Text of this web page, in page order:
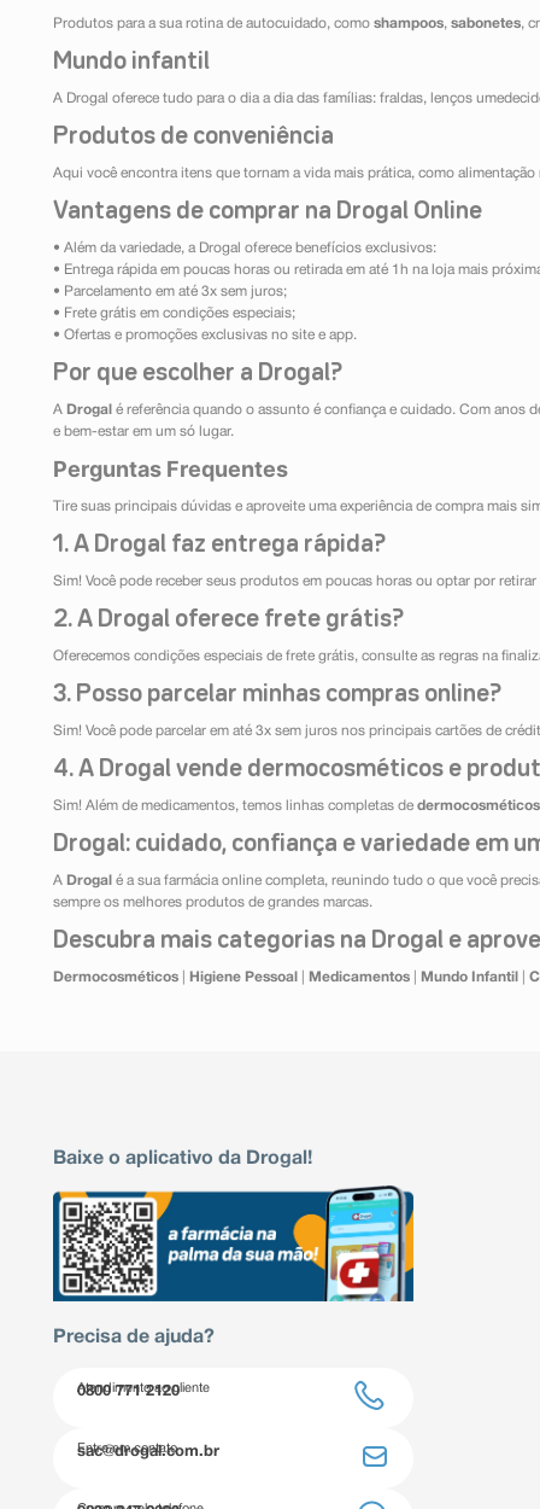
Produtos para a sua rotina de autocuidado, como shampoos, sabonetes,
Mundo infantil
A Drogal oferece tudo para o dia a dia das famílias: fraldas, lenços
Produtos de conveniência
Aqui você encontra itens que tornam a vida mais prática, como
Vantagens de comprar na Drogal Online
• Além da variedade, a Drogal oferece benefícios exclusivos:
• Entrega rápida em poucas horas ou retirada em até 1h na loja mais
• Parcelamento em até 3x sem juros;
• Frete grátis em condições especiais;
• Ofertas e promoções exclusivas no site e app.
Por que escolher a Drogal?
A Drogal é referência quando o assunto é confiança e cuidado. Com anos
e bem-estar em um só lugar.
Perguntas Frequentes
Tire suas principais dúvidas e aproveite uma experiência de compra mais
1. A Drogal faz entrega rápida?
Sim! Você pode receber seus produtos em poucas horas ou optar por
2. A Drogal oferece frete grátis?
Oferecemos condições especiais de frete grátis, consulte as regras na
3. Posso parcelar minhas compras online?
Sim! Você pode parcelar em até 3x sem juros nos principais cartões de
4. A Drogal vende dermocosméticos e
Sim! Além de medicamentos, temos linhas completas de dermocosméticos
Drogal: cuidado, confiança e variedade em
A Drogal é a sua farmácia online completa, reunindo tudo o que você
sempre os melhores produtos de grandes marcas.
Descubra mais categorias na Drogal e
Dermocosméticos Higiene Pessoal Medicamentos Mundo Infantil
Baixe o aplicativo da Drogal!
Precisa de ajuda?
Atendimento ao cliente
0800 771 2120
Entre em contato
sac@drogal.com.br